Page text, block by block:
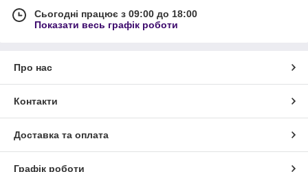
Сьогодні працює з 09:00 до 18:00
Показати весь графік роботи
Про нас
Контакти
Доставка та оплата
Графік роботи